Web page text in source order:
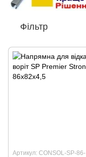
Фільтр
Артикул: CONSOL-SP-86-